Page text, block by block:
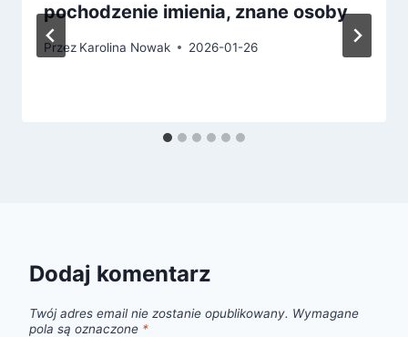
pochodzenie imienia, znane osoby
Przez Karolina Nowak 2026-01-26
Dodaj komentarz
Twój adres email nie zostanie opublikowany. Wymagane
pola są oznaczone *